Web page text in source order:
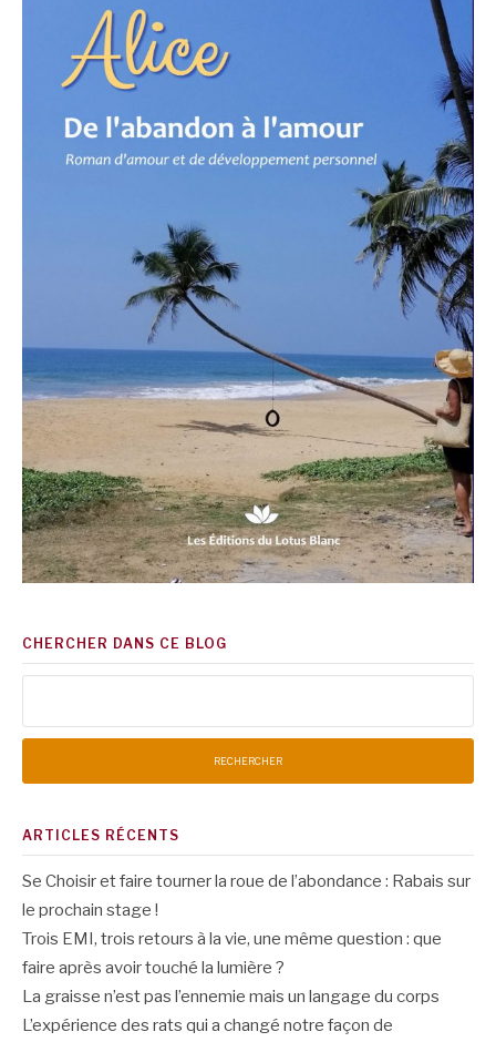
CHERCHER DANS CE BLOG
ARTICLES RÉCENTS
Se Choisir et faire tourner la roue de l’abondance : Rabais sur
le prochain stage !
Trois EMI, trois retours à la vie, une même question : que
faire après avoir touché la lumière ?
La graisse n’est pas l’ennemie mais un langage du corps
L’expérience des rats qui a changé notre façon de